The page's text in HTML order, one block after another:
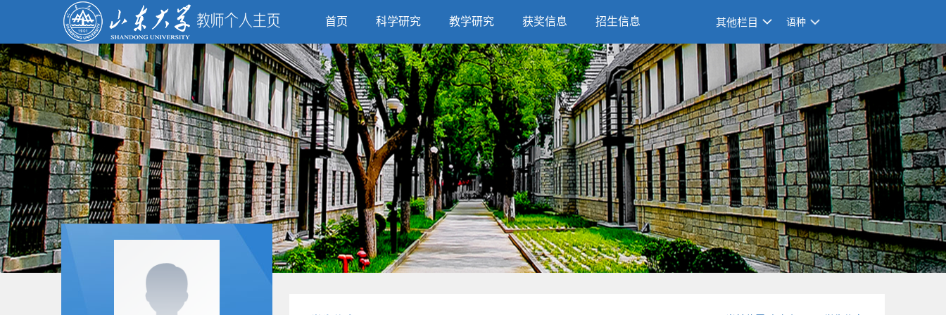
首页 科学研究 教学研究 获奖信息 招生信息 其他栏目 语种